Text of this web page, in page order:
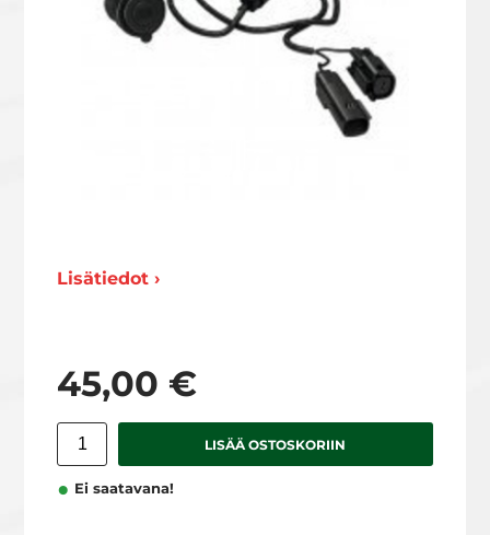
Lisätiedot ›
45,00 €
LISÄÄ OSTOSKORIIN
Ei saatavana!